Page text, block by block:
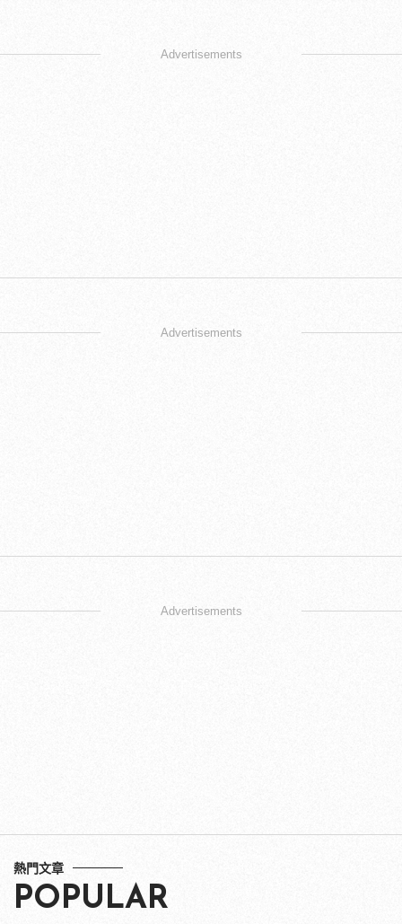
Advertisements
Advertisements
Advertisements
熱門文章
POPULAR